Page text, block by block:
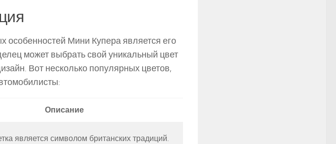
особенностей Мини Купера является его
может выбрать свой уникальный цвет
Вот несколько популярных цветов,
Описание
является символом британских традиций.